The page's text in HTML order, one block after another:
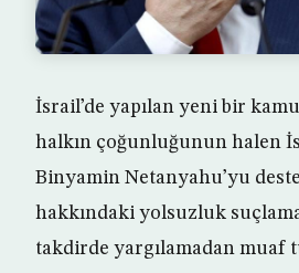
İsrail’de yapılan yeni bir
halkın çoğunluğunun halen
Binyamin Netanyahu’yu
hakkındaki yolsuzluk
takdirde yargılamadan muaf